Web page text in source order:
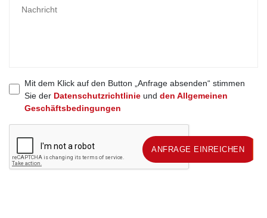
Mit dem Klick auf den Button „Anfrage absenden“ stimmen
Sie der Datenschutzrichtlinieund den Allgemeinen
Geschäftsbedingungen
ANFRAGE EINREICHEN ANFRAGE EINREICHEN